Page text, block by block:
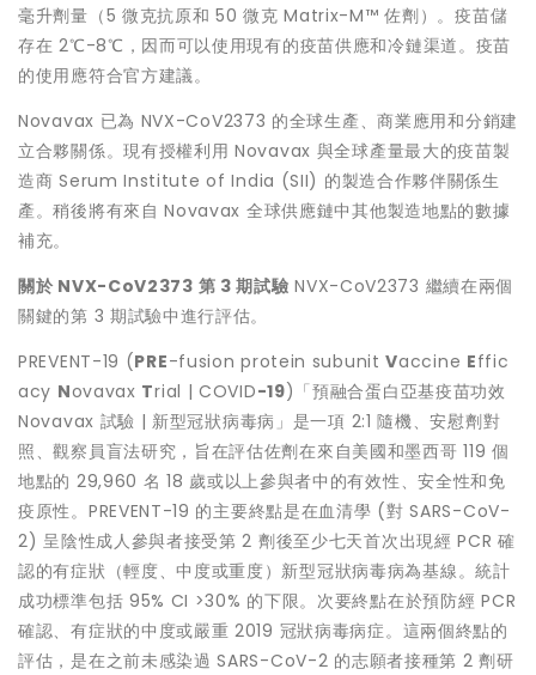
毫升劑量（5 微克抗原和 50 微克 Matrix-M™ 佐劑）。疫苗儲
存在 2℃-8℃，因而可以使用現有的疫苗供應和冷鏈渠道。疫苗
的使用應符合官方建議。
Novavax 已為 NVX-CoV2373 的全球生產、商業應用和分銷建
立合夥關係。現有授權利用 Novavax 與全球產量最大的疫苗製
造商 Serum Institute ofIndia (SII) 的製造合作夥伴關係生
產。稍後將有來自 Novavax 全球供應鏈中其他製造地點的數據
補充。
關於 NVX-CoV2373 第 3期試驗 NVX-CoV2373 繼續在兩個
關鍵的第 3 期試驗中進行評估。
PREVENT-19 (PRE-fusion protein subunitVaccine Effic
acy Novavax Trial | COVID-19)「預融合蛋白亞基疫苗功效
Novavax 試驗 | 新型冠狀病毒病」是一項 2:1 隨機、安慰劑對
照、觀察員盲法研究，旨在評估佐劑在來自美國和墨西哥 119 個
地點的 29,960 名 18 歲或以上參與者中的有效性、安全性和免
疫原性。PREVENT-19 的主要終點是在血清學 (對 SARS-CoV-
2) 呈陰性成人參與者接受第 2 劑後至少七天首次出現經 PCR 確
認的有症狀（輕度、中度或重度）新型冠狀病毒病為基線。統計
成功標準包括 95% CI >30% 的下限。次要終點在於預防經 PCR
確認、有症狀的中度或嚴重 2019 冠狀病毒病症。這兩個終點的
評估，是在之前未感染過 SARS-CoV-2 的志願者接種第 2 劑研